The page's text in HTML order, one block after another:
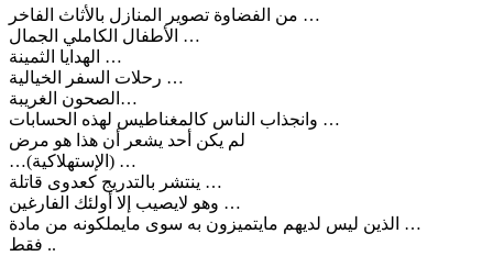
من الفضاوة تصوير المنازل بالأثاث الفاخر …
الأطفال الكاملي الجمال …
الهدايا الثمينة …
رحلات السفر الخيالية …
الصحون الغريبة…
وانجذاب الناس كالمغناطيس لهذه الحسابات …
لم يكن أحد يشعر أن هذا هو مرض
…(الإستهلاكية) …
ينتشر بالتدريج كعدوى قاتلة …
وهو لايصيب إلا أولئك الفارغين …
الذين ليس لديهم مايتميزون به سوى مايملكونه من مادة …
فقط ..